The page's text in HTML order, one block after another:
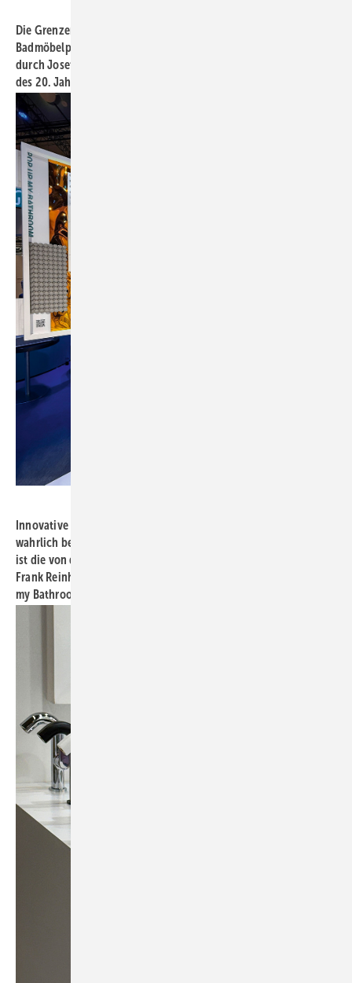
Die Grenzen von Kunst und Design verschwimmen im Fall des ­
Badmöbelprogramms Moto von Burgbad. Die Gestaltung ist
durch ­Josef Albers inspiriert, einen der größten Farbenkünstler
des 20. Jahrhunderts überhaupt.
Innovative Farben und Materialien in systematischer und
wahrlich begeisternder Weise präsentiert. Jedes Mal sehenswert
ist die von der Vereinigung Deutsche Sanitärwirtschaft VDS und
Frank Reinhard (FAR-Consulting) kuratierte Ausstellung „Pop up
my Bathroom“ zur ISH.